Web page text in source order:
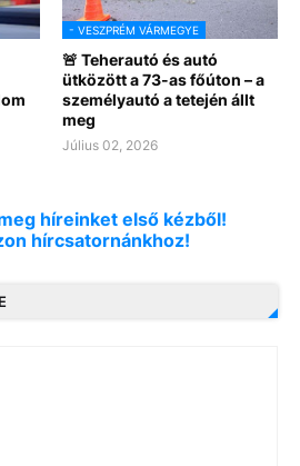
- VESZPRÉM VÁRMEGYE
🚨 Teherautó és autó
ütközött a 73-as főúton – a
személyautó a tetején állt
meg
Július 02, 2026
híreinket első kézből!
hírcsatornánkhoz!